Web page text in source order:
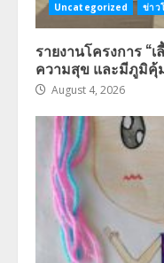
Uncategorized ข่าว
รายงานโครงการ “
ความสุข และมีภูมิคุ้
August 4, 2026